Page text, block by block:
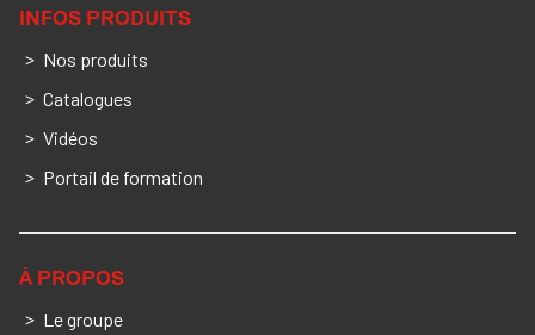
INFOS PRODUITS
Nos produits
Catalogues
Vidéos
Portail de formation
À PROPOS
Le groupe